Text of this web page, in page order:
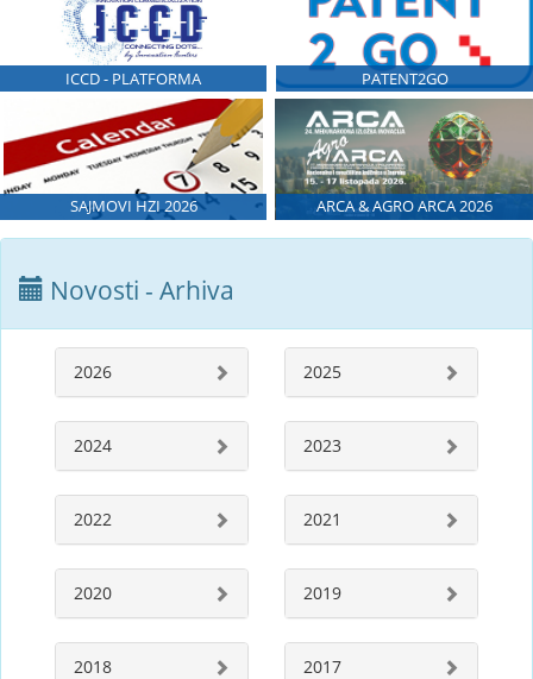
ICCD - PLATFORMA PATENT2GO
SAJMOVI HZI 2026 ARCA & AGRO ARCA 2026
Novosti - Arhiva
2026 2025
2024 2023
2022 2021
2020 2019
2018 2017